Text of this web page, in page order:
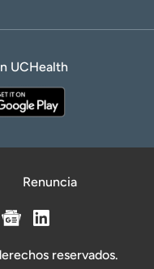
UCHealth
Renuncia
reservados.